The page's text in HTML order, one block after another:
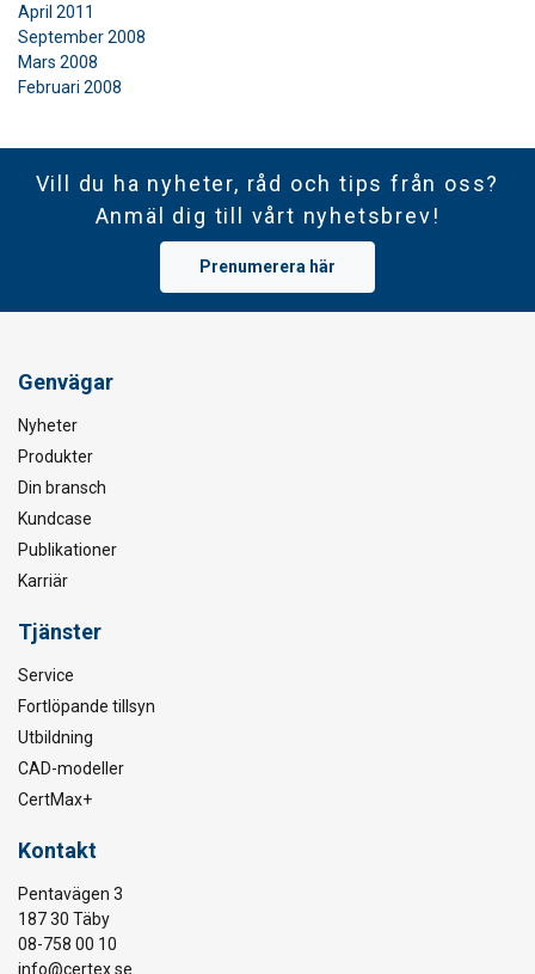
April 2011
September 2008
Mars 2008
Februari 2008
Vill du ha nyheter, råd och tips från oss?
Anmäl dig till vårt nyhetsbrev!
Prenumerera här
Genvägar
Nyheter
Produkter
Din bransch
Kundcase
Publikationer
Karriär
Tjänster
Service
Fortlöpande tillsyn
Utbildning
CAD-modeller
CertMax+
Kontakt
Pentavägen 3
187 30 Täby
08-758 00 10
info@certex.se